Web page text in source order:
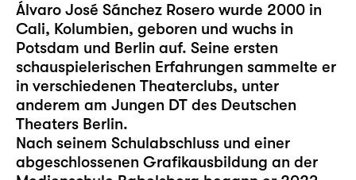
Álvaro José Sánchez Rosero wurde 2000 in
Cali, Kolumbien, geboren und wuchs in
Potsdam und Berlin auf. Seine ersten
schauspielerischen Erfahrungen sammelte er
in verschiedenen Theaterclubs, unter
anderem am Jungen DT des Deutschen
Theaters Berlin.
Nach seinem Schulabschluss und einer
abgeschlossenen Grafikausbildung an der